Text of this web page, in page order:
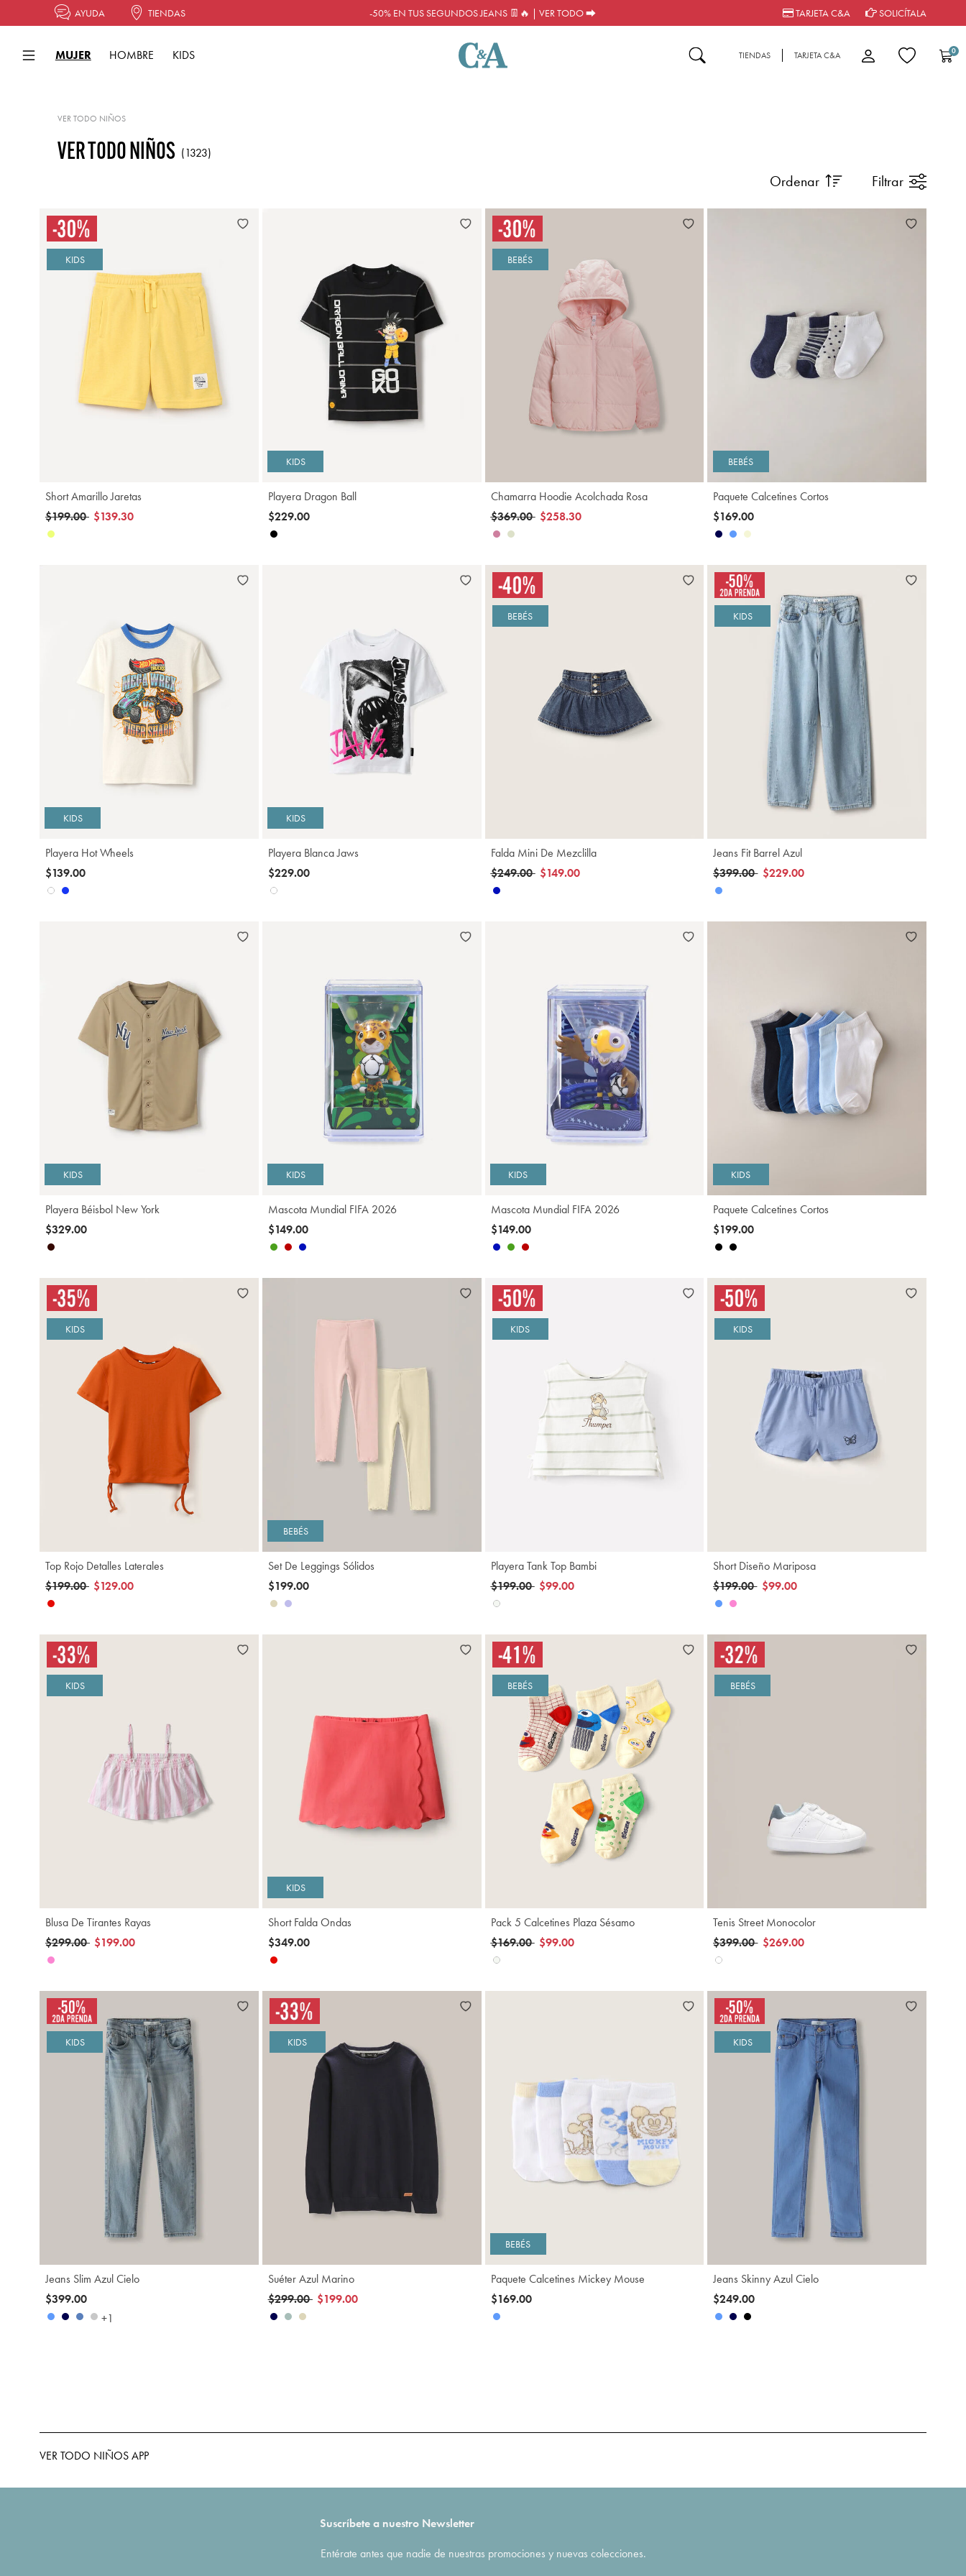
AYUDA TIENDAS -50% EN TUS SEGUNDOS JEANS 👖🔥 | VER TODO ⮕ TARJETA C&A SOLICÍTALA
MUJER HOMBRE KIDS TIENDAS TARJETA C&A 0
VER TODO NIÑOS
VER TODO NIÑOS (1323)
Ordenar Filtrar
KIDS
Short Amarillo Jaretas
Precio reducido de
$199.00a$139.30
KIDS
Playera Dragon Ball
$229.00
BEBÉS
Chamarra Hoodie Acolchada Rosa
Precio reducido de
$369.00a$258.30
BEBÉS
Paquete Calcetines Cortos
$169.00
KIDS
Playera Hot Wheels
$139.00
KIDS
Playera Blanca Jaws
$229.00
BEBÉS
Falda Mini De Mezclilla
Precio reducido de
$249.00a$149.00
Agregar
KIDS
Jeans Fit Barrel Azul
Precio reducido de
$399.00a$229.00
KIDS
Playera Béisbol New York
$329.00
KIDS
Mascota Mundial FIFA 2026
$149.00
KIDS
Mascota Mundial FIFA 2026
$149.00
KIDS
Paquete Calcetines Cortos
$199.00
KIDS
Top Rojo Detalles Laterales
Precio reducido de
$199.00a$129.00
BEBÉS
Set De Leggings Sólidos
$199.00
KIDS
Playera Tank Top Bambi
Precio reducido de
$199.00a$99.00
KIDS
Short Diseño Mariposa
Precio reducido de
$199.00a$99.00
KIDS
Blusa De Tirantes Rayas
Precio reducido de
$299.00a$199.00
KIDS
Short Falda Ondas
$349.00
BEBÉS
Pack 5 Calcetines Plaza Sésamo
Precio reducido de
$169.00a$99.00
BEBÉS
Tenis Street Monocolor
Precio reducido de
$399.00a$269.00
Agregar
KIDS
Jeans Slim Azul Cielo
$399.00
+1
KIDS
Suéter Azul Marino
Precio reducido de
$299.00a$199.00
BEBÉS
Paquete Calcetines Mickey Mouse
$169.00
Agregar
KIDS
Jeans Skinny Azul Cielo
$249.00
VER TODO NIÑOS APP
Suscríbete a nuestro Newsletter
Entérate antes que nadie de nuestras promociones y nuevas colecciones.